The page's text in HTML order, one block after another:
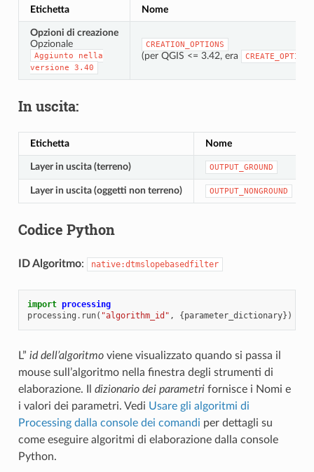
Etichetta Nome
Opzioni di creazione
Opzionale
Aggiunto
nella
versione
3.40
CREATION_OPTIONS
(per QGIS <= 3.42, era CREATE_OPTIONS
In uscita:
Etichetta Nome
Layer in uscita (terreno) OUTPUT_GROUND
Layer in uscita (oggetti non terreno) OUTPUT_NONGROUND
Codice Python
ID Algoritmo: native:dtmslopebasedfilter
import processing
processing . run( "algorithm_id" , { parameter_dictionary})
L” id dell’algoritmoviene visualizzato quando si passa il
mouse sull’algoritmo nella finestra degli strumenti di
elaborazione. Il dizionario dei parametrifornisce i Nomi e
i valori dei parametri. Vedi Usare gli algoritmi di
Processing dalla console dei comandi per dettagli su
come eseguire algoritmi di elaborazione dalla console
Python.